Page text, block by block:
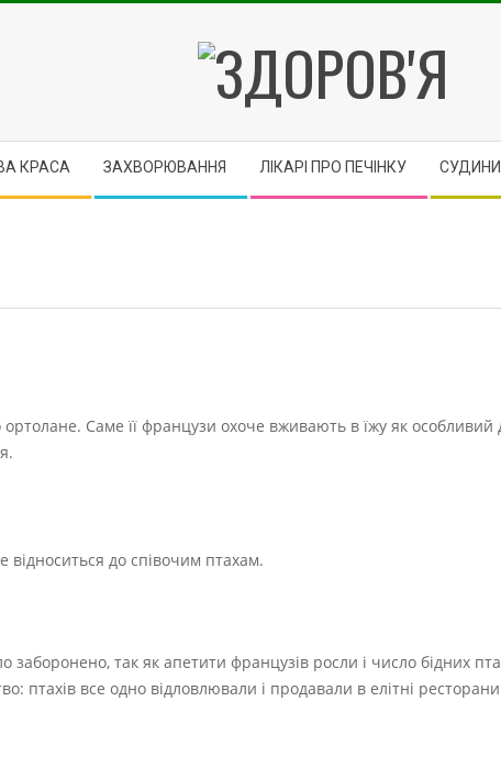
ЗДОРОВ'Я
КРАСА ЗАХВОРЮВАННЯ ЛІКАРІ ПРО ПЕЧІНКУ CУДИНИ
Саме її французи охоче вживають в їжу як особливий
відноситься до співочим птахам.
заборонено, так як апетити французів росли і число бідних
птахів все одно відловлювали і продавали в елітні